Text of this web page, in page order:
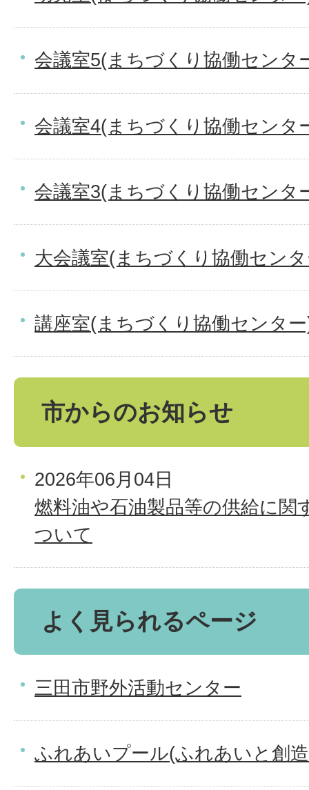
会議室5(まちづくり協働センタ
会議室4(まちづくり協働センタ
会議室3(まちづくり協働センタ
大会議室(まちづくり協働セン
講座室(まちづくり協働センタ
市からのお知らせ
2026年06月04日
燃料油や石油製品等の供給に関
ついて
よく見られるページ
三田市野外活動センター
ふれあいプール(ふれあいと創